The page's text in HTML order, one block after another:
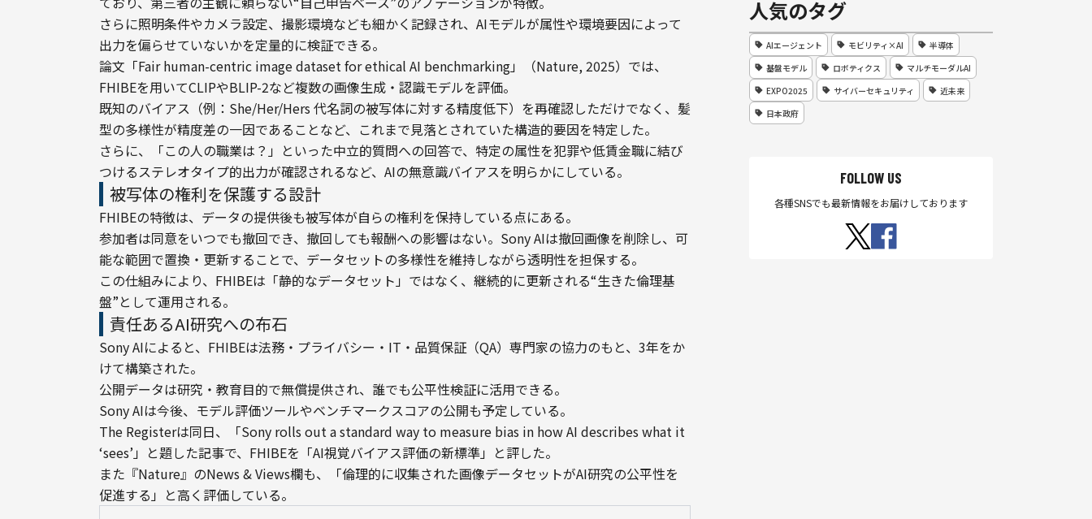
さらに照明条件やカメラ設定、撮影環境なども細かく記録され、AIモデルが属性や環境要因によって
出力を偏らせていないかを定量的に検証できる。
論文「Fair human-centric image dataset for ethical AI benchmarking」（Nature, 2025）では、
FHIBEを用いてCLIPやBLIP-2など複数の画像生成・認識モデルを評価。
既知のバイアス（例：She/Her/Hers 代名詞の被写体に対する精度低下）を再確認しただけでなく、髪
型の多様性が精度差の一因であることなど、これまで見落とされていた構造的要因を特定した。
さらに、「この人の職業は？」といった中立的質問への回答で、特定の属性を犯罪や低賃金職に結び
つけるステレオタイプ的出力が確認されるなど、AIの無意識バイアスを明らかにしている。
被写体の権利を保護する設計
FHIBEの特徴は、データの提供後も被写体が自らの権利を保持している点にある。
参加者は同意をいつでも撤回でき、撤回しても報酬への影響はない。Sony AIは撤回画像を削除し、可
能な範囲で置換・更新することで、データセットの多様性を維持しながら透明性を担保する。
この仕組みにより、FHIBEは「静的なデータセット」ではなく、継続的に更新される“生きた倫理基
盤”として運用される。
責任あるAI研究への布石
Sony AIによると、FHIBEは法務・プライバシー・IT・品質保証（QA）専門家の協力のもと、3年をか
けて構築された。
公開データは研究・教育目的で無償提供され、誰でも公平性検証に活用できる。
Sony AIは今後、モデル評価ツールやベンチマークスコアの公開も予定している。
The Registerは同日、「Sony rolls out a standard way to measure bias in how AI describes what it
‘sees’」と題した記事で、FHIBEを「AI視覚バイアス評価の新標準」と評した。
また『Nature』のNews & Views欄も、「倫理的に収集された画像データセットがAI研究の公平性を
促進する」と高く評価している。
人気のタグ
AIエージェント モビリティ×AI
半導体
基盤モデル
ロボティクス
マルチモーダルAI
EXPO2025
サイバーセキュリティ
近未来
日本政府
FOLLOW US
各種SNSでも最新情報をお届けしております